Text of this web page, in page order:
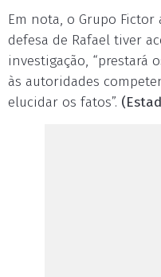
Em nota, o Grupo
defesa de Rafael tiver
investigação, “prestará
às autoridades
elucidar os fatos”.